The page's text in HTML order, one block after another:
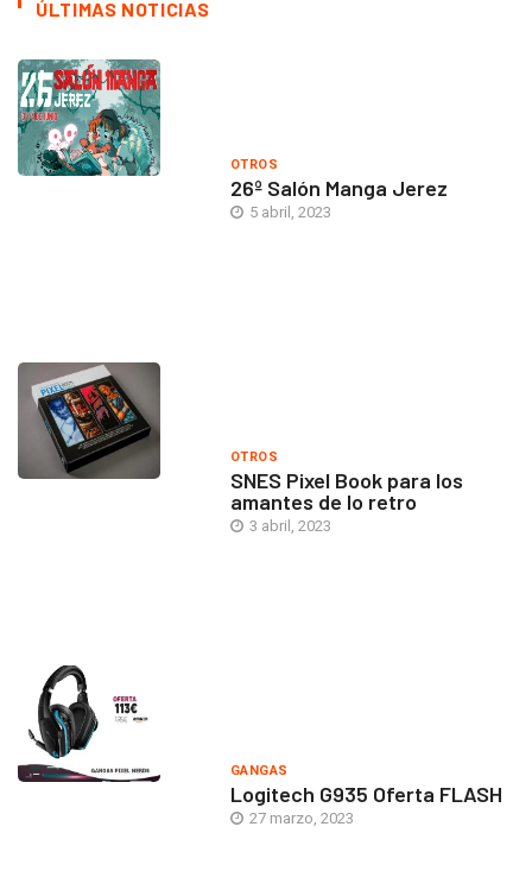
ÚLTIMAS NOTICIAS
OTROS
26º Salón Manga Jerez
5 abril, 2023
OTROS
SNES Pixel Book para los
amantes de lo retro
3 abril, 2023
GANGAS
Logitech G935 Oferta FLASH
27 marzo, 2023